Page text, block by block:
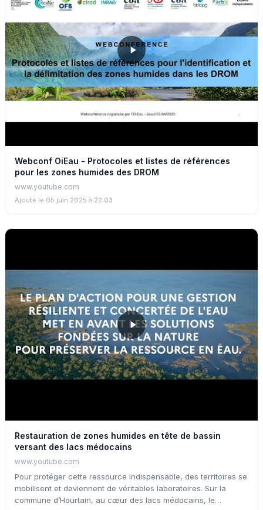
Webconf OiEau - Protocoles et listes de références
pour les zones humides des DROM
www.youtube.com
Ajouté le 05 juin 2025 à 22:03
Restauration de zones humides en tête de bassin
versant des lacs médocains
www.youtube.com
Pour protéger cette ressource indispensable, des territoires se
mobilisent et deviennent de véritables laboratoires. Sur la
commune d’Hourtain, au cœur des lacs médocains, le